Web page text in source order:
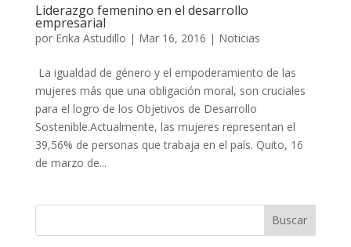
Liderazgo femenino en el desarrollo
empresarial
por Erika Astudillo | Mar 16, 2016 | Noticias
La igualdad de género y el empoderamiento de las
mujeres más que una obligación moral, son cruciales
para el logro de los Objetivos de Desarrollo
Sostenible.Actualmente, las mujeres representan el
39,56% de personas que trabaja en el país. Quito, 16
de marzo de...